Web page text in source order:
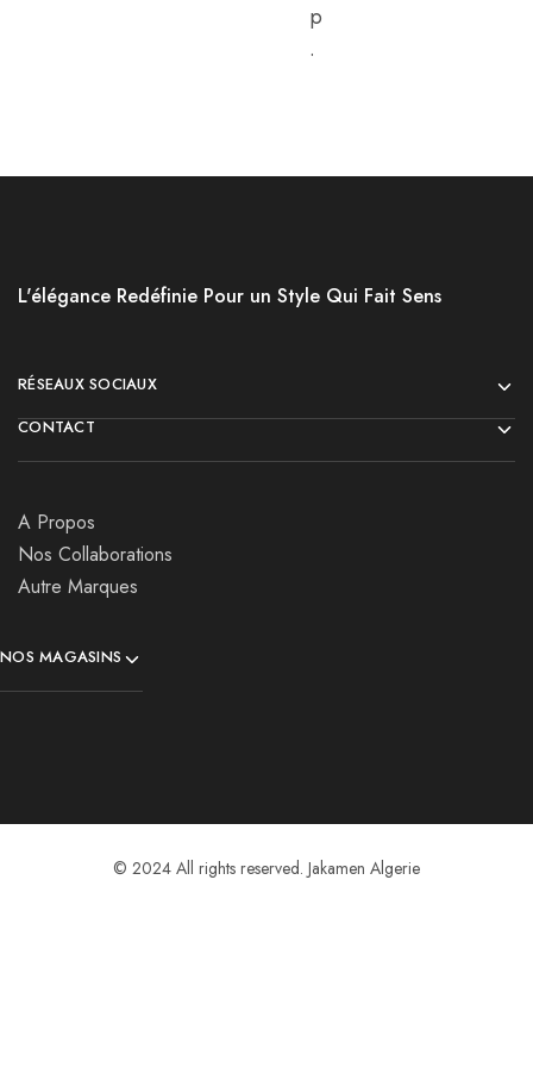
p
.
L'élégance Redéfinie Pour un Style Qui Fait Sens
RÉSEAUX SOCIAUX
CONTACT
A Propos
Nos Collaborations
Autre Marques
NOS MAGASINS
© 2024 All rights reserved. Jakamen Algerie